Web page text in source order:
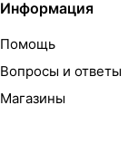
Информация
Помощь
Вопросы и ответы
Магазины